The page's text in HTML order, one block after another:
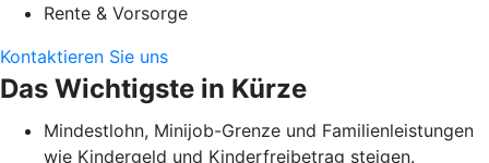
Rente & Vorsorge
Kontaktieren Sie uns
Das Wichtigste in Kürze
Mindestlohn, Minijob-Grenze und Familienleistungen
wie Kindergeld und Kinderfreibetrag steigen.